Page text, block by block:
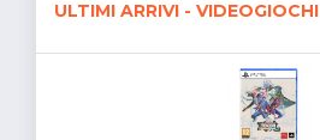
ULTIMI ARRIVI - VIDEOGIOCHI